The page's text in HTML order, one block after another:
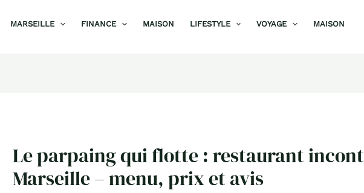
MARSEILLE FINANCE MAISON LIFESTYLE VOYAGE MAISON
Le parpaing qui flotte : restaurant
Marseille – menu, prix et avis